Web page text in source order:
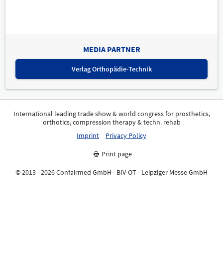
MEDIA PARTNER
Verlag Orthopädie-Technik
International leading trade show & world congress for prosthetics,
orthotics, compression therapy & techn. rehab
Imprint
Privacy Policy
Print page
© 2013 - 2026 Confairmed GmbH - BIV-OT - Leipziger Messe GmbH